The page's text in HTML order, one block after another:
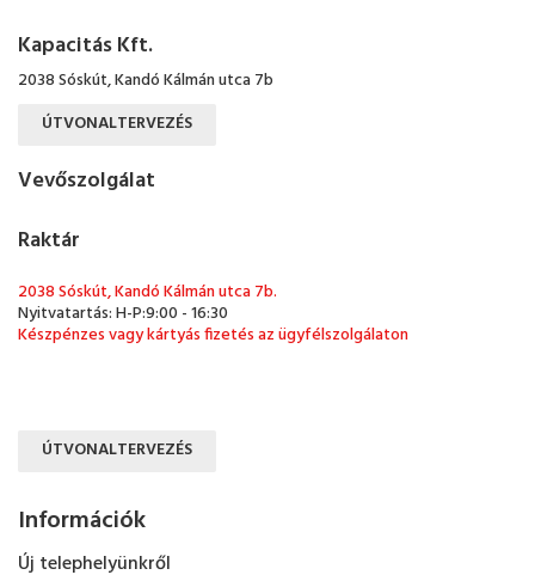
Kapacitás Kft.
2038 Sóskút, Kandó Kálmán utca 7b
ÚTVONALTERVEZÉS
Vevőszolgálat
Raktár
2038 Sóskút, Kandó Kálmán utca 7b.
Nyitvatartás: H-P:9:00 - 16:30
Készpénzes vagy kártyás fizetés az ügyfélszolgálaton
ÚTVONALTERVEZÉS
Információk
Új telephelyünkről